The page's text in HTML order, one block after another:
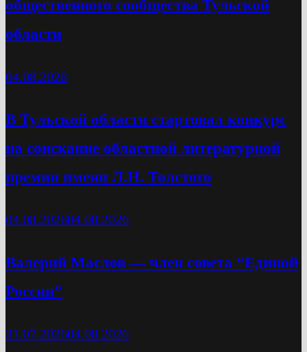
общественного сообщества Тульской
области
04.08.2026
В Тульской области стартовал конкурс
на соискание областной литературной
премии имени Л.Н. Толстого
04.08.202604.08.2026
Валерий Маслов — член совета “Единой
России”
31.07.202604.08.2026